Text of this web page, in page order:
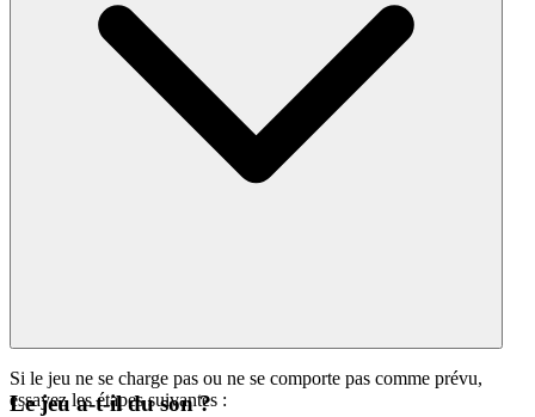
Si le jeu ne se charge pas ou ne se comporte pas comme prévu,
essayez les étapes suivantes :
Le jeu a-t-il du son ?